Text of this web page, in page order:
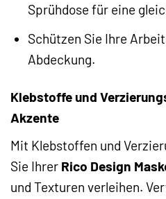
Sprühdose für eine
Schützen Sie Ihre
Abdeckung.
Klebstoffe und
Akzente
Mit Klebstoffen und
Sie Ihrer Rico Design
und Texturen verleihen.